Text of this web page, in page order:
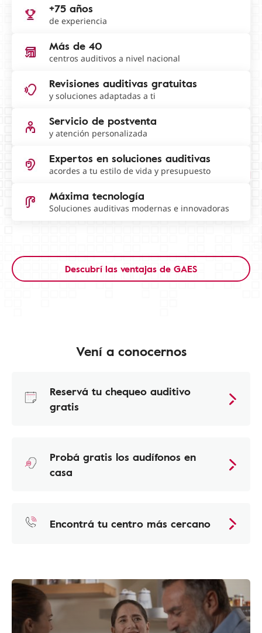
+75 años
de experiencia
Más de 40
centros auditivos a nivel nacional
Revisiones auditivas gratuitas
y soluciones adaptadas a ti
Servicio de postventa
y atención personalizada
Expertos en soluciones auditivas
acordes a tu estilo de vida y presupuesto
Máxima tecnología
Soluciones auditivas modernas e innovadoras
Descubrí las ventajas de GAES
Vení a conocernos
Reservá tu chequeo auditivo
gratis
Probá gratis los audífonos en
casa
Encontrá tu centro más cercano